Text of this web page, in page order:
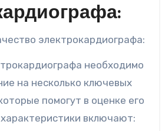
необходимо
на несколько ключевых
помогут в оценке его
включают: